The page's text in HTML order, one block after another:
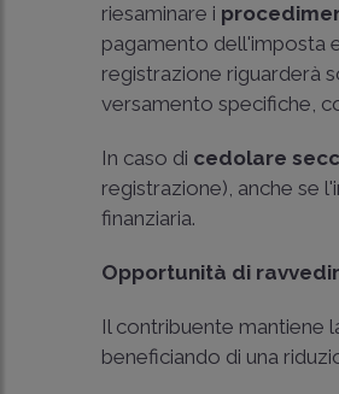
riesaminare i
pagamento dell'imposta
registrazione riguarderà
versamento specifiche,
In caso di cedolare
registrazione), anche se
finanziaria.
Opportunità di
Il contribuente mantiene
beneficiando di una